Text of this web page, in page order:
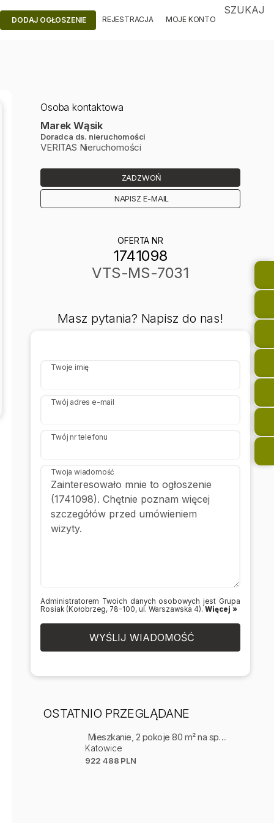
DODAJ OGŁOSZENIE REJESTRACJA MOJE KONTO
SZUKAJ
Osoba kontaktowa
Marek Wąsik
Doradca ds. nieruchomości
VERITAS Nieruchomości
ZADZWOŃ
NAPISZ E-MAIL
OFERTA NR
1741098
VTS-MS-7031
Masz pytania? Napisz do nas!
Twoje imię
Twój adres e-mail
Twój nr telefonu
Twoja wiadomość
Administratorem Twoich danych osobowych jest Grupa
Rosiak (Kołobrzeg, 78-100, ul. Warszawska 4).Więcej »
WYŚLIJ WIADOMOŚĆ
OSTATNIO PRZEGLĄDANE
Mieszkanie, 2 pokoje 80 m² na sprzedaż - Katowice
Katowice
922 488 PLN